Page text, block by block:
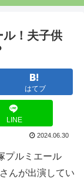
！夫子供
はてブ
LINE
2024.06.30
プルミエール
んが出演してい